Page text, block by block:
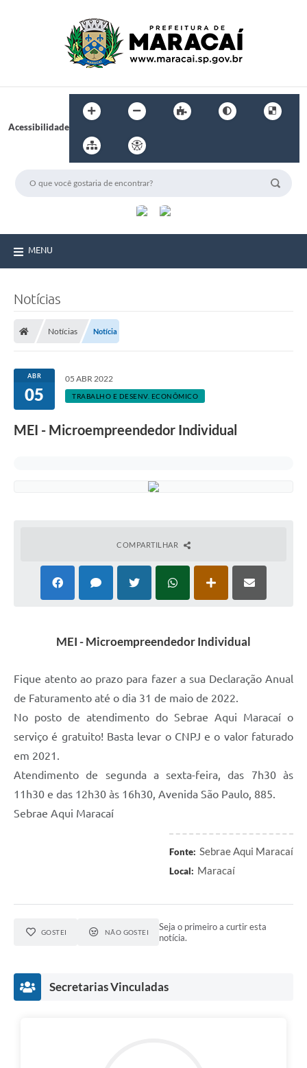
Acessibilidade
MENU
Notícias
Notícias Notícia
ABR
05
05 ABR 2022
TRABALHO E DESENV. ECONÔMICO
MEI - Microempreendedor Individual
COMPARTILHAR
MEI - Microempreendedor Individual
Fique atento ao prazo para fazer a sua Declaração Anual
de Faturamento até o dia 31 de maio de 2022.
No posto de atendimento do Sebrae Aqui Maracaí o
serviço é gratuito! Basta levar o CNPJ e o valor faturado
em 2021.
Atendimento de segunda a sexta-feira, das 7h30 às
11h30 e das 12h30 às 16h30, Avenida São Paulo, 885.
Sebrae Aqui Maracaí
Fonte: Sebrae Aqui Maracaí
Local: Maracaí
GOSTEI NÃO GOSTEI
Seja o primeiro a curtir esta
notícia.
Secretarias Vinculadas